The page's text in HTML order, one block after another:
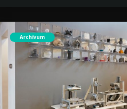
Archívum